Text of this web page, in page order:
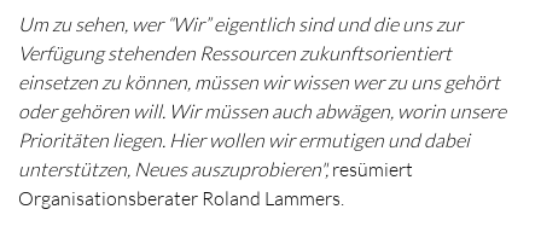
Um zu sehen, wer “Wir” eigentlich sind und die uns zur
Verfügung stehenden Ressourcen zukunftsorientiert
einsetzen zu können, müssen wir wissen wer zu uns gehört
oder gehören will. Wir müssen auch abwägen, worin unsere
Prioritäten liegen. Hier wollen wir ermutigen und dabei
unterstützen, Neues auszuprobieren", resümiert
Organisationsberater Roland Lammers.